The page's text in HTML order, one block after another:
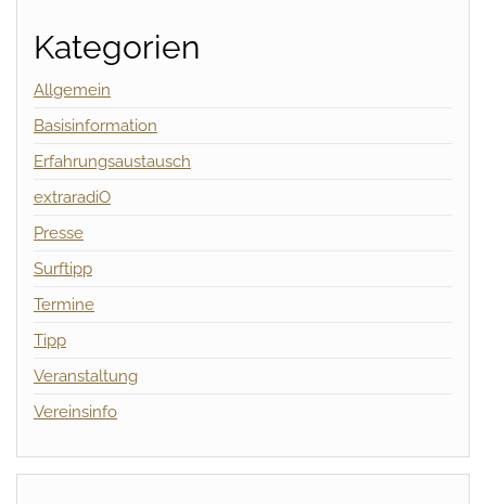
Kategorien
Allgemein
Basisinformation
Erfahrungsaustausch
extraradiO
Presse
Surftipp
Termine
Tipp
Veranstaltung
Vereinsinfo